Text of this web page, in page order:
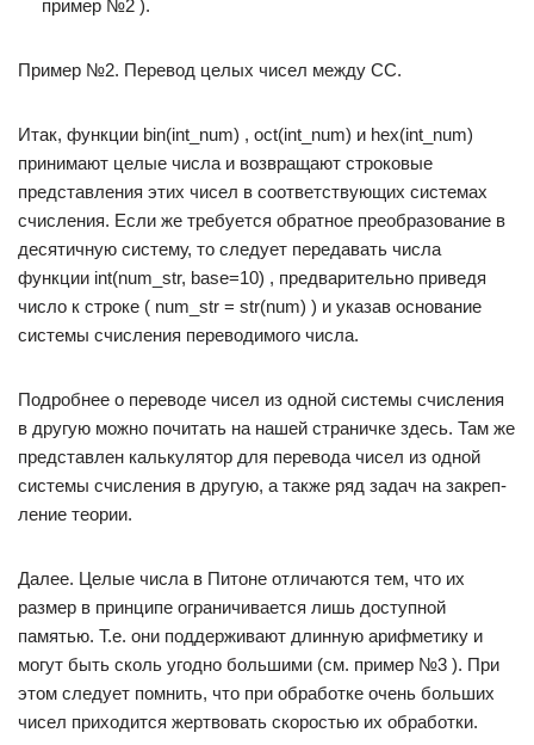
пример №2 ).
Пример №2. Перевод целых чисел между СС.
Итак, функции bin(int_num) , oct(int_num) и hex(int_num)
принимают целые числа и возвращают строковые
представления этих чисел в соответствующих системах
счисления. Если же требуется обратное преобразование в
десятичную систему, то следует передавать числа
функции int(num_str, base=10) , предварительно приведя
число к строке ( num_str = str(num) ) и указав основание
системы счисления переводимого числа.
Подробнее о переводе чисел из одной системы счисления
в другую можно почитать на нашей страничке здесь. Там же
представлен калькулятор для пере­вода чисел из одной
системы счисления в другую, а также ряд задач на закреп­
ление теории.
Далее. Целые числа в Питоне отличаются тем, что их
размер в принципе ограничивается лишь доступной
памятью. Т.е. они поддерживают длинную арифметику и
могут быть сколь угодно большими (см. пример №3 ). При
этом следует помнить, что при обработке очень больших
чисел приходится жертвовать скоростью их обработки.